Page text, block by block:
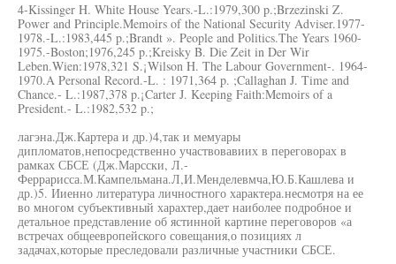
4-Kissinger H. White House Years.-L.:1979,300 p.;Brzezinski Z.
Power and Principle.Memoirs of the National Security Adviser.1977-
1978.-L.:1983,445 p.;Brandt ». People and Politics.The Years 1960-
1975.-Boston;1976,245 p.;Kreisky B. Die Zeit in Der Wir
Leben.Wien:1978,321 S.¡Wilson H. The Labour Government-. 1964-
1970.A Personal Record.-L. : 1971,364 p. ;Callaghan J. Time and
Chance.- L.:1987,378 p.¡Carter J. Keeping Faith:Memoirs of a
President.- L.:1982,532 p.;
лагэна.Дж.Картера и др.)4,так и мемуары
дипломатов,непосредственно участвовавиих в переговорах в
рамках СБСЕ (Дж.Марсски, Л.-
Феррарисса.М.Кампельмана.Л,И.Менделевмча,Ю.Б.Кашлева и
др.)5. Ииенно литература личностного характера.несмотря на ее
во многом субъективный харахтер,дает наиболее подробное и
детальное представление об ястинной картине переговоров «а
встречах общеевропейского совещания,о позициях л
задачах,которые преследовали различные участники СБСЕ.